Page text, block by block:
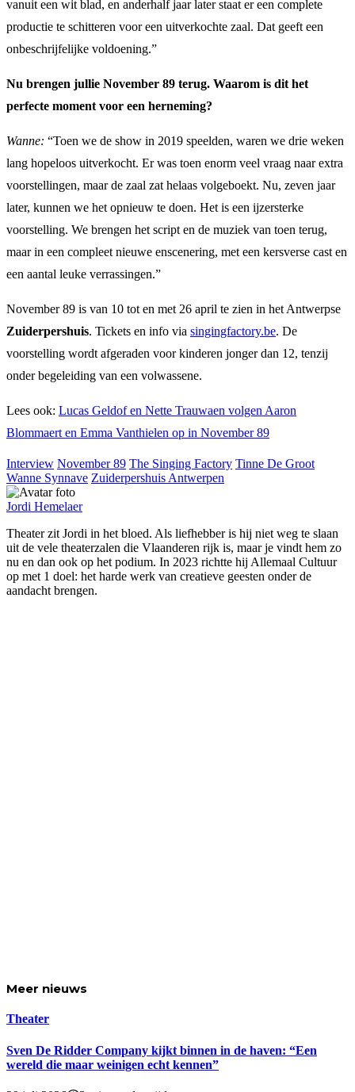
vanuit een wit blad, en anderhalf jaar later staat er een complete
productie te schitteren voor een uitverkochte zaal. Dat geeft een
onbeschrijfelijke voldoening.”
Nu brengen jullie November 89 terug. Waarom is dit het
perfecte moment voor een herneming?
Wanne: “Toen we de show in 2019 speelden, waren we drie weken
lang hopeloos uitverkocht. Er was toen enorm veel vraag naar extra
voorstellingen, maar de zaal zat helaas volgeboekt. Nu, zeven jaar
later, kunnen we het opnieuw te doen. Het is een ijzersterke
voorstelling. We brengen het script en de muziek van toen terug,
maar in een compleet nieuwe enscenering, met een kersverse cast en
een aantal leuke verrassingen.”
November 89 is van 10 tot en met 26 april te zien in het Antwerpse
Zuiderpershuis. Tickets en info via singingfactory.be. De
voorstelling wordt afgeraden voor kinderen jonger dan 12, tenzij
onder begeleiding van een volwassene.
Lees ook: Lucas Geldof en Nette Trauwaen volgen Aaron
Blommaert en Emma Vanthielen op in November 89
Interview November 89 The Singing Factory Tinne De Groot
Wanne Synnave Zuiderpershuis Antwerpen
Jordi Hemelaer
Theater zit Jordi in het bloed. Als liefhebber is hij niet weg te slaan
uit de vele theaterzalen die Vlaanderen rijk is, maar je vindt hem zo
nu en dan ook op het podium. In 2023 richtte hij Allemaal Cultuur
op met 1 doel: het harde werk van creatieve geesten onder de
aandacht brengen.
Meer nieuws
Theater
Sven De Ridder Company kijkt binnen in de haven: “Een
wereld die maar weinigen echt kennen”